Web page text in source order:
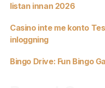
listan innan 2026
Casino inte me konto
inloggning
Bingo Drive: Fun Bingo